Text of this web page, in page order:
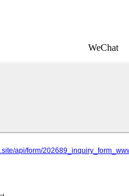
WeChat